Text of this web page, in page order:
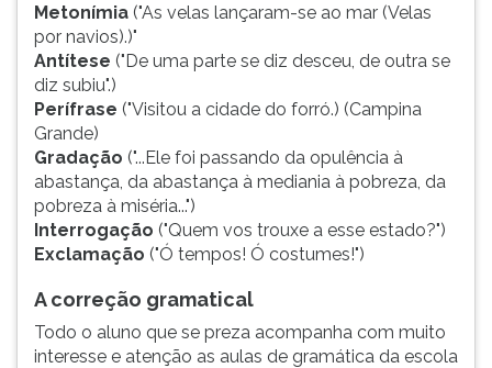
Metonímia ("As velas lançaram-se ao mar (Velas
por navios).)"
Antítese ("De uma parte se diz desceu, de outra se
diz subiu".)
Perífrase ("Visitou a cidade do forró.) (Campina
Grande)
Gradação ("...Ele foi passando da opulência à
abastança, da abastança à mediania à pobreza, da
pobreza à miséria...")
Interrogação ("Quem vos trouxe a esse estado?")
Exclamação ("Ó tempos! Ó costumes!")
A correção gramatical
Todo o aluno que se preza acompanha com muito
interesse e atenção as aulas de gramática da escola